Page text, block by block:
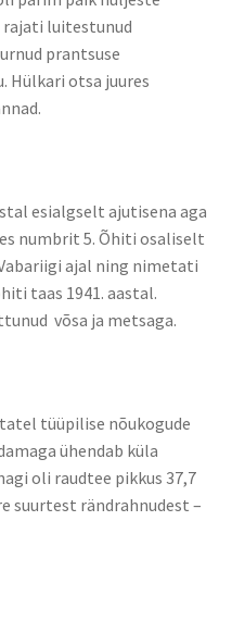
luitestunud
prantsuse
Hülkari otsa juures
esialgselt ajutisena aga
numbrit 5. Õhiti osaliselt
ajal ning nimetati
taas 1941. aastal.
võsa ja metsaga.
tüüpilise nõukogude
ühendab küla
oli raudtee pikkus 37,7
suurtest rändrahnudest –